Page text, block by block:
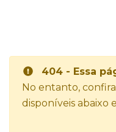
404 - Essa
No entanto,
disponíveis abaixo